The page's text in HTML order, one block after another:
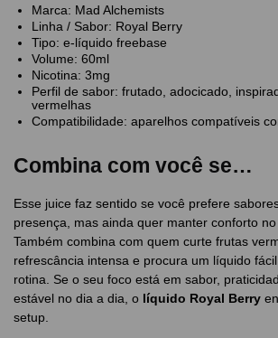
Marca: Mad Alchemists
Linha / Sabor: Royal Berry
Tipo: e-líquido freebase
Volume: 60ml
Nicotina: 3mg
Perfil de sabor: frutado, adocicado,
vermelhas
Compatibilidade: aparelhos compatíveis
Combina com você se…
Esse juice faz sentido se você prefere
presença, mas ainda quer manter conforto
Também combina com quem curte frutas
refrescância intensa e procura um líquido
rotina. Se o seu foco está em sabor,
estável no dia a dia, o líquido Royal Berry
setup.